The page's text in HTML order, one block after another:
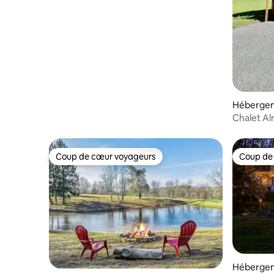
Chalet
Coup de cœur voyageurs
Coup de cœur voyageurs Coup
Coup